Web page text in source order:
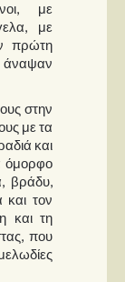
με
με
πρώτη
άναψαν
στην
με τα
και
όμορφο
βράδυ,
τον
και τη
που